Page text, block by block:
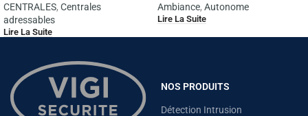
CENTRALES, Centrales
adressables
Lire La Suite
Ambiance, Autonome
Lire La Suite
NOS PRODUITS
Détection Intrusion